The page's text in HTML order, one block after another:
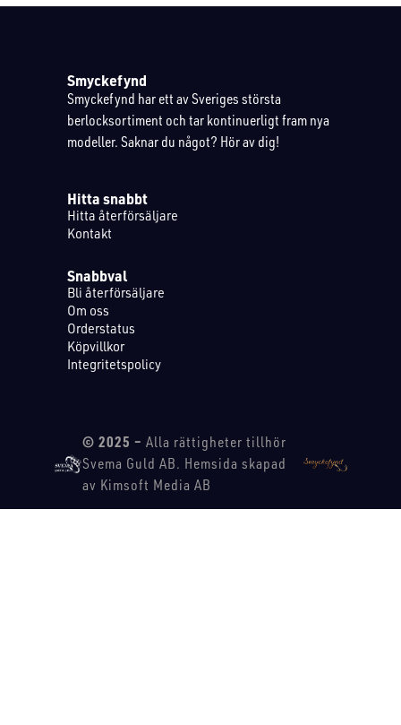
Smyckefynd
Smyckefynd har ett av Sveriges största
berlocksortiment och tar kontinuerligt fram nya
modeller. Saknar du något? Hör av dig!
Hitta snabbt
Hitta återförsäljare
Kontakt
Snabbval
Bli återförsäljare
Om oss
Orderstatus
Köpvillkor
Integritetspolicy
© 2025 – Alla rättigheter tillhör
Svema Guld AB. Hemsida skapad
av Kimsoft Media AB